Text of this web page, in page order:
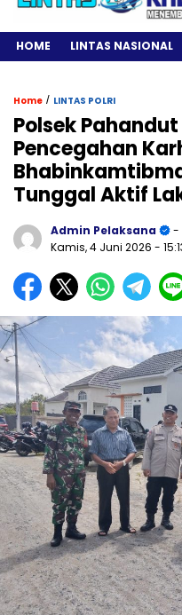
HOME LINTAS NASIONAL
Home / LINTAS POLRI
Polsek
Pencegahan
Tunggal Aktif
Admin Pelaksana
-
Kamis, 4 Juni 2026 -